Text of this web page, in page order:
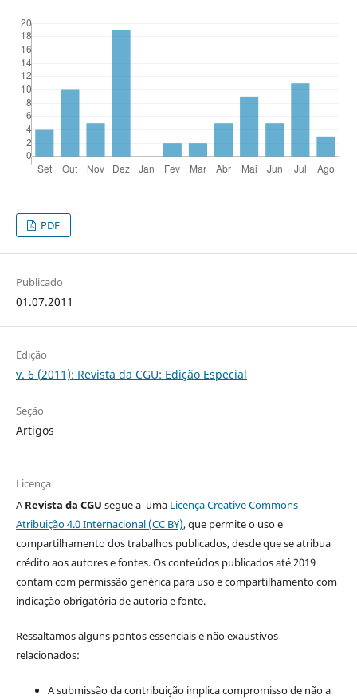
PDF
Publicado
01.07.2011
Edição
v. 6 (2011): Revista da CGU: Edição Especial
Seção
Artigos
Licença
ARevista da CGU segue a uma Licença Creative Commons
Atribuição 4.0 Internacional (CC BY), que permite o uso e
compartilhamento dos trabalhos publicados, desde que se atribua
crédito aos autores e fontes. Os conteúdos publicados até 2019
contam com permissão genérica para uso e compartilhamento com
indicação obrigatória de autoria e fonte.
Ressaltamos alguns pontos essenciais e não exaustivos
relacionados:
A submissão da contribuição implica compromisso de não a